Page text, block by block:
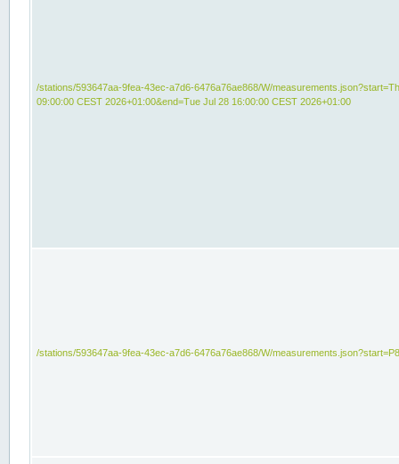
/stations/593647aa-9fea-43ec-a7d6-6476a76ae868/W/
09:00:00 CEST 2026+01:00&end=Tue Jul 28 16:00:00 CEST 2026+01:00
/stations/593647aa-9fea-43ec-a7d6-6476a76ae868/W/